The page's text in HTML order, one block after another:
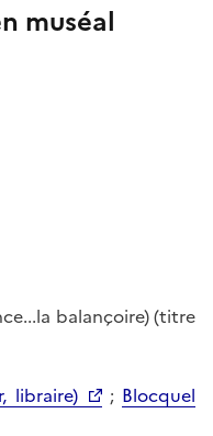
muséal
balançoire) (titre
libraire)
; Blocquel